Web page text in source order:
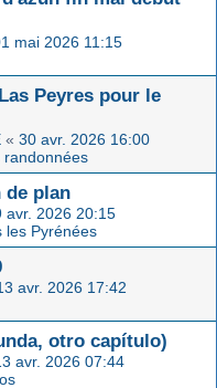
mai 2026 11:15
Peyres pour le
« 30 avr. 2026 16:00
randonnées
de plan
avr. 2026 20:15
les Pyrénées
avr. 2026 17:42
otro capítulo)
avr. 2026 07:44